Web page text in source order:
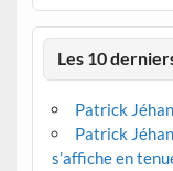
Les 10
Patrick
Patrick
s’affiche en